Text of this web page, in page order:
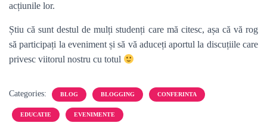
acțiunile lor.
Știu că sunt destul de mulți studenți care mă citesc, așa că vă rog
să participați la eveniment și să vă aduceți aportul la discuțiile care
privesc viitorul nostru cu totul
Categories: BLOG BLOGGING CONFERINTA
EDUCATIE EVENIMENTE